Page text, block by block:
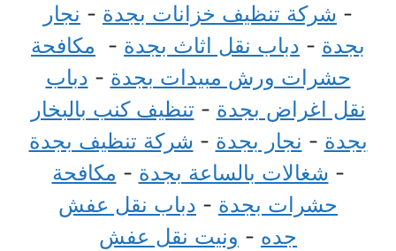
- شركة تنظيف خزانات بجدة - نجار
بجدة - دباب نقل اثاث بجدة - مكافحة
حشرات ورش مبيدات بجدة - دباب
نقل اغراض بجدة - تنظيف كنب بالبخار
بجدة - نجار بجدة - شركة تنظيف بجدة
- شغالات بالساعة بجدة - مكافحة
حشرات بجدة - دباب نقل عفش
جده - ونيت نقل عفش